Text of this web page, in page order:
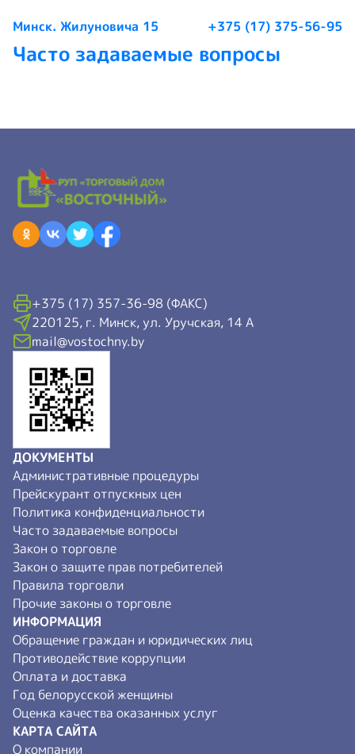
Минск. Жилуновича 15 +375 (17) 375-56-95
Часто задаваемые вопросы
+375 (17) 357-36-98 (ФАКС)
220125, г. Минск, ул. Уручская, 14 А
mail@vostochny.by
ДОКУМЕНТЫ
Административные процедуры
Прейскурант отпускных цен
Политика конфиденциальности
Часто задаваемые вопросы
Закон о торговле
Закон о защите прав потребителей
Правила торговли
Прочие законы о торговле
ИНФОРМАЦИЯ
Обращение граждан и юридических лиц
Противодействие коррупции
Оплата и доставка
Год белорусской женщины
Оценка качества оказанных услуг
КАРТА САЙТА
О компании